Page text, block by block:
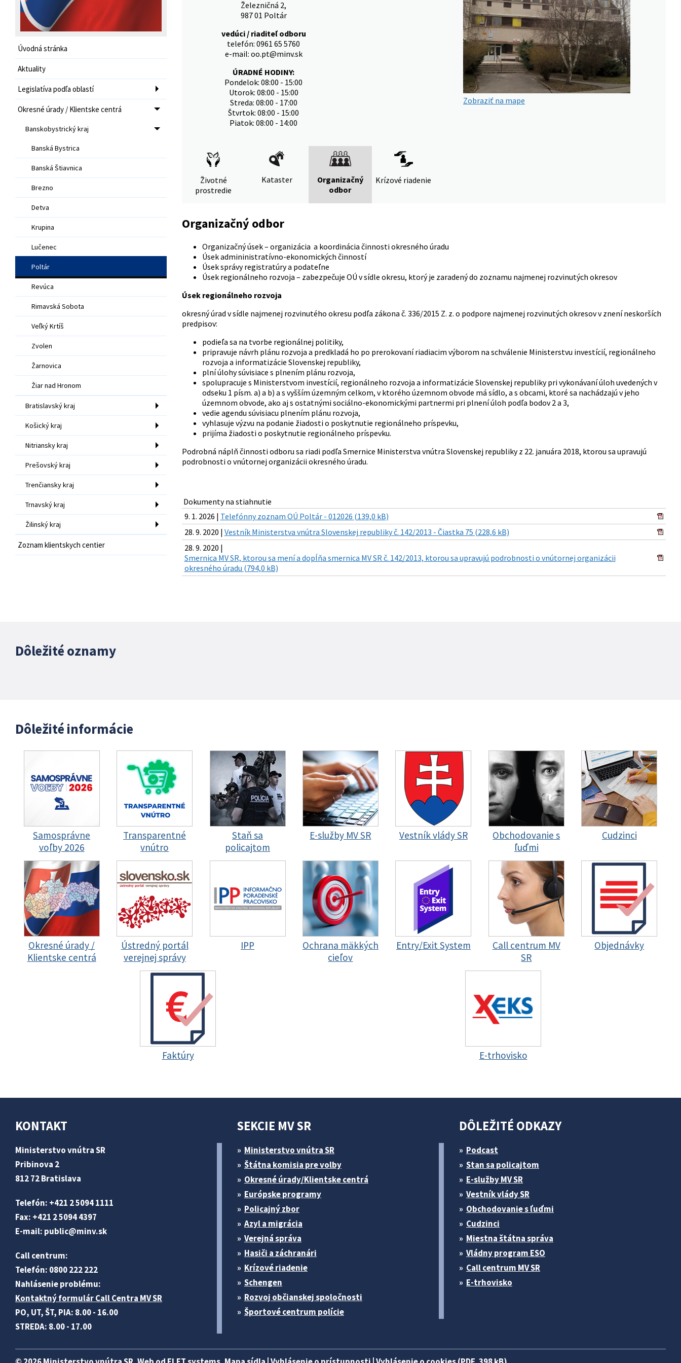
Úvodná stránka
Aktuality
Legislatíva podľa oblastí
Okresné úrady / Klientske centrá
Banskobystrický kraj
Banská Bystrica
Banská Štiavnica
Brezno
Detva
Krupina
Lučenec
Poltár
Revúca
Rimavská Sobota
Veľký Krtíš
Zvolen
Žarnovica
Žiar nad Hronom
Bratislavský kraj
Košický kraj
Nitriansky kraj
Prešovský kraj
Trenčiansky kraj
Trnavský kraj
Žilinský kraj
Zoznam klientskych centier
Železničná 2,
987 01 Poltár
vedúci / riaditeľ odboru
telefón: 0961 65 5760
e-mail: oo.pt@minv.sk
ÚRADNÉ HODINY:
Pondelok: 08:00 - 15:00
Utorok: 08:00 - 15:00
Streda: 08:00 - 17:00
Štvrtok: 08:00 - 15:00
Piatok: 08:00 - 14:00
Zobraziť na mape
Životné
prostredie
Kataster
Organizačný
odbor
Krízové riadenie
Organizačný odbor
Organizačný úsek – organizácia a koordinácia činnosti okresného úradu
Úsek admininistratívno-ekonomických činností
Úsek správy registratúry a podateľne
Úsek regionálneho rozvoja – zabezpečuje OÚ v sídle okresu, ktorý je zaradený do zoznamu najmenej rozvinutých okresov
Úsek regionálneho rozvoja
okresný úrad v sídle najmenej rozvinutého okresu podľa zákona č. 336/2015 Z. z. o podpore najmenej rozvinutých okresov v znení neskorších
predpisov:
podieľa sa na tvorbe regionálnej politiky,
pripravuje návrh plánu rozvoja a predkladá ho po prerokovaní riadiacim výborom na schválenie Ministerstvu investícií, regionálneho
rozvoja a informatizácie Slovenskej republiky,
plní úlohy súvisiace s plnením plánu rozvoja,
spolupracuje s Ministerstvom investícií, regionálneho rozvoja a informatizácie Slovenskej republiky pri vykonávaní úloh uvedených v
odseku 1 písm. a) a b) a s vyšším územným celkom, v ktorého územnom obvode má sídlo, a s obcami, ktoré sa nachádzajú v jeho
územnom obvode, ako aj s ostatnými sociálno-ekonomickými partnermi pri plnení úloh podľa bodov 2 a 3,
vedie agendu súvisiacu plnením plánu rozvoja,
vyhlasuje výzvu na podanie žiadosti o poskytnutie regionálneho príspevku,
prijíma žiadosti o poskytnutie regionálneho príspevku.
Podrobná náplň činnosti odboru sa riadi podľa Smernice Ministerstva vnútra Slovenskej republiky z 22. januára 2018, ktorou sa upravujú
podrobnosti o vnútornej organizácii okresného úradu.
Dokumenty na stiahnutie
9. 1. 2026 | Telefónny zoznam OÚ Poltár - 012026 (139,0 kB)
28. 9. 2020 | Vestník Ministerstva vnútra Slovenskej republiky č. 142/2013 - Čiastka 75 (228,6 kB)
28. 9. 2020 |
Smernica MV SR, ktorou sa mení a dopĺňa smernica MV SR č. 142/2013, ktorou sa upravujú podrobnosti o vnútornej organizácii
okresného úradu (794,0 kB)
Dôležité oznamy
Dôležité informácie
Samosprávne
voľby 2026
Transparentné
vnútro
Staň sa
policajtom
E-služby MV SR Vestník vlády SR
Obchodovanie s
ľuďmi
Cudzinci
Okresné úrady /
Klientske centrá
Ústredný portál
verejnej správy
IPP
Ochrana mäkkých
cieľov
Entry/Exit System
Call centrum MV
SR
Objednávky
Faktúry E-trhovisko
KONTAKT
Ministerstvo vnútra SR
Pribinova 2
812 72 Bratislava
Telefón: +421 2 5094 1111
Fax: +421 2 5094 4397
E-mail: public@minv.sk
Call centrum:
Telefón: 0800 222 222
Nahlásenie problému:
Kontaktný formulár Call Centra MV SR
PO, UT, ŠT, PIA: 8.00 - 16.00
STREDA: 8.00 - 17.00
SEKCIE MV SR
Ministerstvo vnútra SR
Štátna komisia pre volby
Okresné úrady/Klientske centrá
Európske programy
Policajný zbor
Azyl a migrácia
Verejná správa
Hasiči a záchranári
Krízové riadenie
Schengen
Rozvoj občianskej spoločnosti
Športové centrum polície
DÔLEŽITÉ ODKAZY
Podcast
Stan sa policajtom
E-služby MV SR
Vestník vlády SR
Obchodovanie s ľuďmi
Cudzinci
Miestna štátna správa
Vládny program ESO
Call centrum MV SR
E-trhovisko